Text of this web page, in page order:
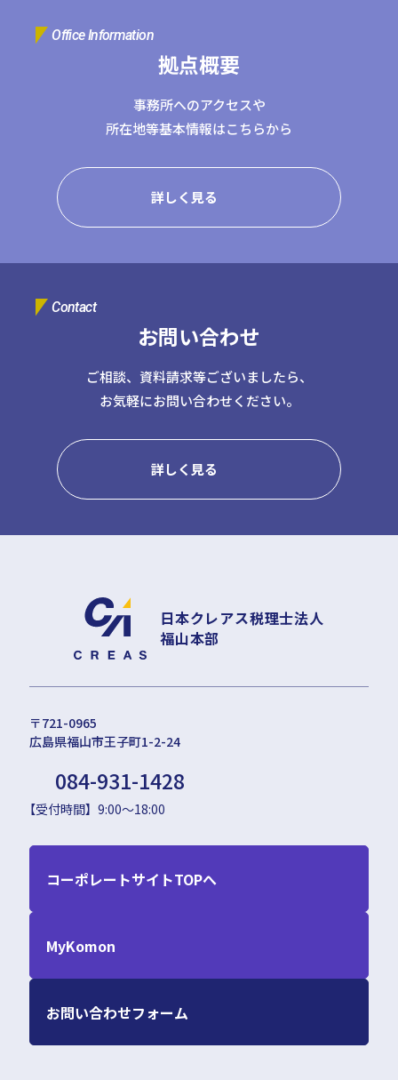
お問い合わせフォーム
東京本社
富山本部
大阪本部北大阪本部
福山本部
宮崎本部
日本クレアス社会保険労務士法人
日本クレアス弁護士法人
株式会社コーポレート・アドバイザーズ・アカウンティング
株式会社コーポレート・アドバイザーズM&A
株式会社日本クレアスBPOサポート
株式会社日本クレアス財産サポート
企業情報
企業理念 グループ概要
グループの強み
す。
日本クレアス税理士法人 福山本
リクルート情報
Office Information
拠点概要
事務所へのアクセスや
所在地等基本情報はこちらから
詳しく見る
Contact
お問い合わせ
ご相談、資料請求等ございましたら、
お気軽にお問い合わせください。
詳しく見る
日本クレアス税理士法人
福山本部
〒721-0965
広島県福山市王子町1-2-24
084-931-1428
【受付時間】9:00～18:00
コーポレートサイトTOPへ
MyKomon
お問い合わせフォーム